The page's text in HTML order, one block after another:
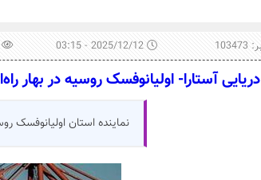
آستارا- اولیانوفسک روسیه در بهار
نماینده استان اولیانوفسک